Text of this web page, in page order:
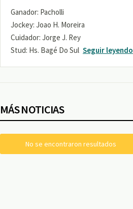
Ganador: Pacholli
Jockey: Joao H. Moreira
Cuidador: Jorge J. Rey
Stud: Hs. Bagé Do Sul Seguir leyendo
MÁS NOTICIAS
No se encontraron resultados